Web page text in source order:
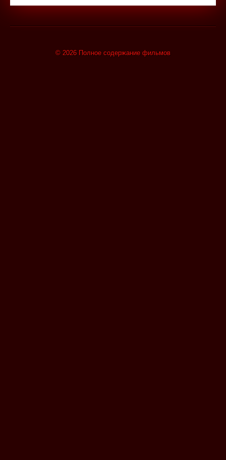
© 2026 Полное содержание фильмов